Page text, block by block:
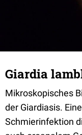
Giardia
Mikroskopisches
der Giardiasis.
Schmierinfektion